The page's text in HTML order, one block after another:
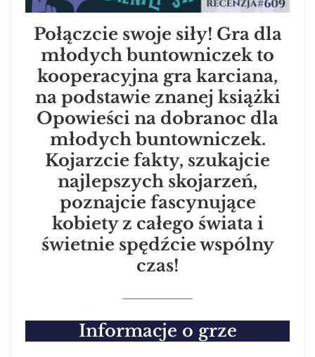
Połączcie swoje siły! Gra dla
młodych buntowniczek to
kooperacyjna gra karciana,
na podstawie znanej książki
Opowieści na dobranoc dla
młodych buntowniczek.
Kojarzcie fakty, szukajcie
najlepszych skojarzeń,
poznajcie fascynujące
kobiety z całego świata i
świetnie spędźcie wspólny
czas!
Informacje o grze